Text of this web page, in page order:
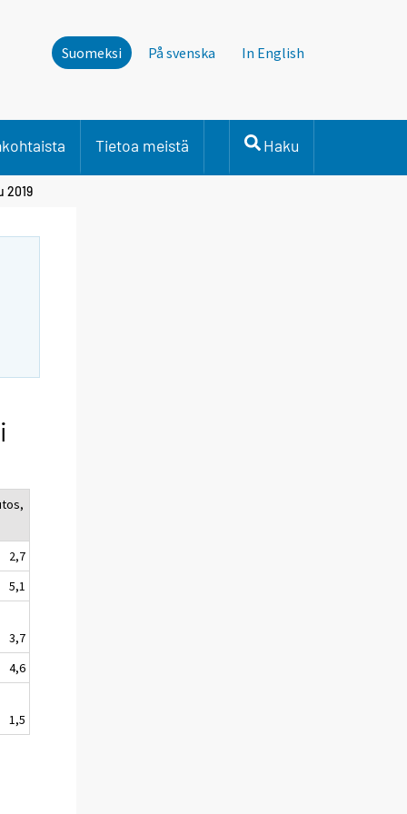
Suomeksi På svenska In English
Tietoa meistä Haku
2019
2,7
5,1
3,7
4,6
1,5